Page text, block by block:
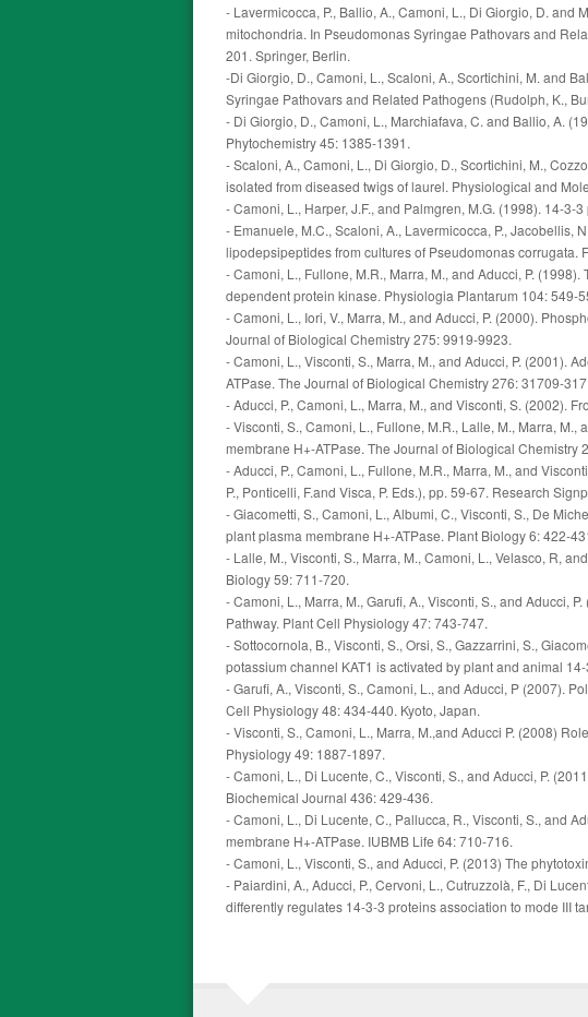
- Lavermicocca, P., Ballio, A., Camoni, L., Di Giorgio, D.
mitochondria. In Pseudomonas Syringae Pathovars and
201. Springer, Berlin.
-Di Giorgio, D., Camoni, L., Scaloni, A., Scortichini, M. and
Syringae Pathovars and Related Pathogens (Rudolph, K.,
- Di Giorgio, D., Camoni, L., Marchiafava, C. and Ballio, A.
Phytochemistry 45: 1385-1391.
- Scaloni, A., Camoni, L., Di Giorgio, D., Scortichini, M.,
isolated from diseased twigs of laurel. Physiological and
- Camoni, L., Harper, J.F., and Palmgren, M.G. (1998). 14-
- Emanuele, M.C., Scaloni, A., Lavermicocca, P., Jacobellis,
lipodepsipeptides from cultures of Pseudomonas corrugata.
- Camoni, L., Fullone, M.R., Marra, M., and Aducci, P.
dependent protein kinase. Physiologia Plantarum 104: 549-
- Camoni, L., Iori, V., Marra, M., and Aducci, P. (2000).
Journal of Biological Chemistry 275: 9919-9923.
- Camoni, L., Visconti, S., Marra, M., and Aducci, P. (2001).
ATPase. The Journal of Biological Chemistry 276: 31709-
- Aducci, P., Camoni, L., Marra, M., and Visconti, S. (2002).
- Visconti, S., Camoni, L., Fullone, M.R., Lalle, M., Marra,
membrane H+-ATPase. The Journal of Biological Chemistry
- Aducci, P., Camoni, L., Fullone, M.R., Marra, M., and
P., Ponticelli, F.and Visca, P. Eds.), pp. 59-67. Research
- Giacometti, S., Camoni, L., Albumi, C., Visconti, S., De
plant plasma membrane H+-ATPase. Plant Biology 6: 422-
- Lalle, M., Visconti, S., Marra, M., Camoni, L., Velasco, R,
Biology 59: 711-720.
- Camoni, L., Marra, M., Garufi, A., Visconti, S., and Aducci,
Pathway. Plant Cell Physiology 47: 743-747.
- Sottocornola, B., Visconti, S., Orsi, S., Gazzarrini, S.,
potassium channel KAT1 is activated by plant and animal
- Garufi, A., Visconti, S., Camoni, L., and Aducci, P (2007).
Cell Physiology 48: 434-440. Kyoto, Japan.
- Visconti, S., Camoni, L., Marra, M.,and Aducci P. (2008)
Physiology 49: 1887-1897.
- Camoni, L., Di Lucente, C., Visconti, S., and Aducci, P.
Biochemical Journal 436: 429-436.
- Camoni, L., Di Lucente, C., Pallucca, R., Visconti, S., and
membrane H+-ATPase. IUBMB Life 64: 710-716.
- Camoni, L., Visconti, S., and Aducci, P. (2013) The
- Paiardini, A., Aducci, P., Cervoni, L., Cutruzzolà, F., Di
differently regulates 14-3-3 proteins association to mode III